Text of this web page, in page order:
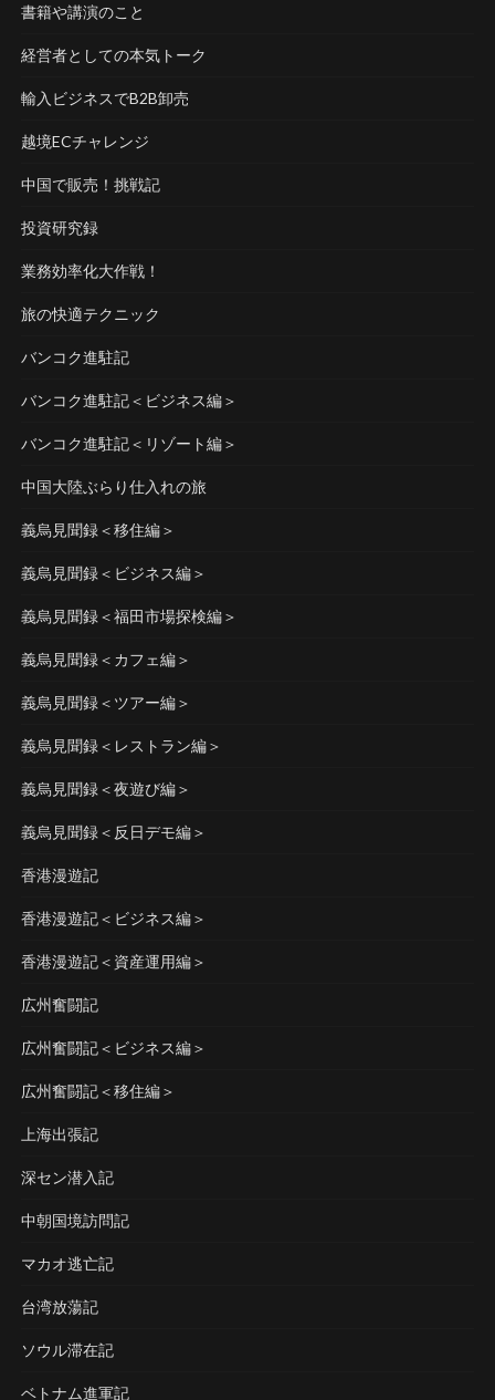
書籍や講演のこと
経営者としての本気トーク
輸入ビジネスでB2B卸売
越境ECチャレンジ
中国で販売！挑戦記
投資研究録
業務効率化大作戦！
旅の快適テクニック
バンコク進駐記
バンコク進駐記＜ビジネス編＞
バンコク進駐記＜リゾート編＞
中国大陸ぶらり仕入れの旅
義烏見聞録＜移住編＞
義烏見聞録＜ビジネス編＞
義烏見聞録＜福田市場探検編＞
義烏見聞録＜カフェ編＞
義烏見聞録＜ツアー編＞
義烏見聞録＜レストラン編＞
義烏見聞録＜夜遊び編＞
義烏見聞録＜反日デモ編＞
香港漫遊記
香港漫遊記＜ビジネス編＞
香港漫遊記＜資産運用編＞
広州奮闘記
広州奮闘記＜ビジネス編＞
広州奮闘記＜移住編＞
上海出張記
深セン潜入記
中朝国境訪問記
マカオ逃亡記
台湾放蕩記
ソウル滞在記
ベトナム進軍記